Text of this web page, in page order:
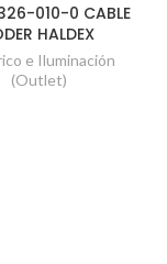
010-0 CABLE
HALDEX
e Iluminación
(Outlet)